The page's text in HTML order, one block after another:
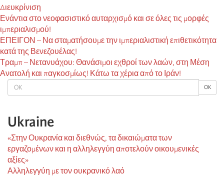
OK OK
Ukraine
«Στην Ουκρανία και διεθνώς, τα δικαιώματα των
εργαζομένων και η αλληλεγγύη αποτελούν οικουμενικές
αξίες»
Αλληλεγγύη με τον ουκρανικό λαό
Διευκρίνιση
Ενάντια στο νεοφασιστικό αυταρχισμό και σε όλες τις μορφές
ιμπεριαλισμού!
ΕΠΕΙΓΟΝ – Να σταματήσουμε την ιμπεριαλιστική επιθετικότητα
κατά της Βενεζουέλας!
Τραμπ – Νετανυάχου: Θανάσιμοι εχθροί των λαών, στη Μέση
Ανατολή και παγκοσμίως! Κάτω τα χέρια από το Ιράν!